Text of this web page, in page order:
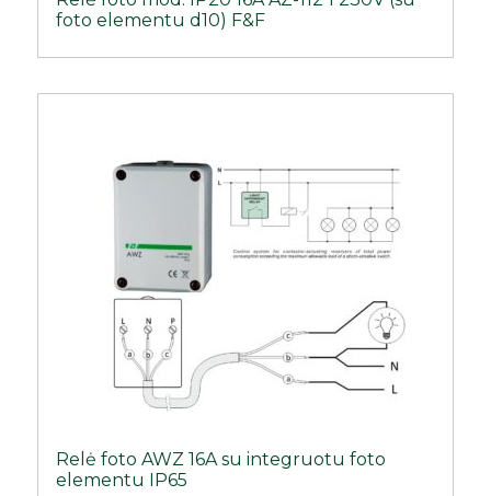
foto elementu d10) F&F
Relė foto AWZ 16A su integruotu foto
elementu IP65